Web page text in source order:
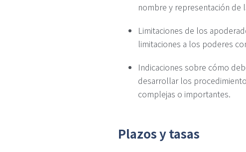
nombre y representación de
Limitaciones de los
limitaciones a los poderes
Indicaciones sobre cómo
desarrollar los
complejas o importantes.
Plazos y tasas